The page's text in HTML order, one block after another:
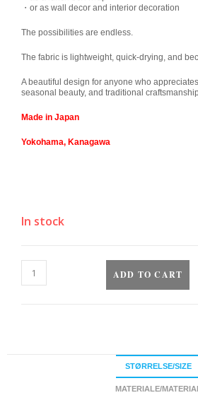
・or as wall decor and interior decoration
The possibilities are endless.
The fabric is lightweight, quick-drying, and
A beautiful design for anyone who
seasonal beauty, and traditional
Made in Japan
Yokohama, Kanagawa
In stock
ADD TO CART
STØRRELSE/SIZE
MATERIALE/MATERIAL